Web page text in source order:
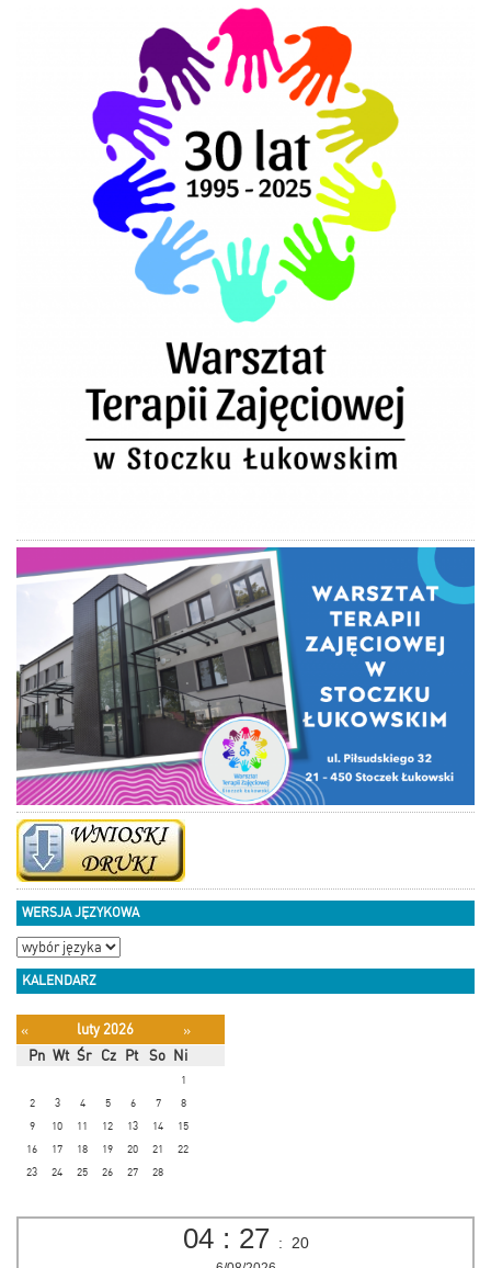
WERSJA JĘZYKOWA
KALENDARZ
« luty 2026
»
Pn Wt Śr Cz Pt So Ni
1
2
3 4 5 6 7
8
9
10 11 12 13 14
15
16
17 18 19 20 21
22
23
24 25 26 27 28
04 : 27 : 20